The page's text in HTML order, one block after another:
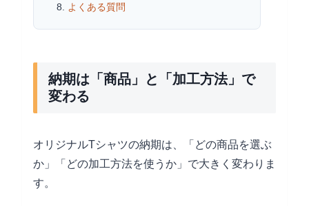
よくある質問
納期は「商品」と「加工方法」で
変わる
オリジナルTシャツの納期は、「どの商品を選ぶ
か」「どの加工方法を使うか」で大きく変わりま
す。